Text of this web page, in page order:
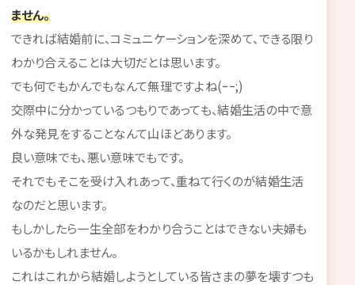
ません。
できれば結婚前に、コミュニケーションを深めて、できる限り
わかり合えることは大切だとは思います。
でも何でもかんでもなんて無理ですよね(ｰｰ;)
交際中に分かっているつもりであっても、結婚生活の中で意
外な発見をすることなんて山ほどあります。
良い意味でも、悪い意味でもです。
それでもそこを受け入れあって、重ねて行くのが結婚生活
なのだと思います。
もしかしたら一生全部をわかり合うことはできない夫婦も
いるかもしれません。
これはこれから結婚しようとしている皆さまの夢を壊すつも